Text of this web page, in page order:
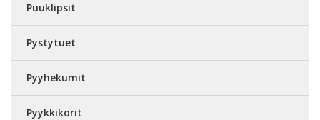
Puuklipsit
Pystytuet
Pyyhekumit
Pyykkikorit